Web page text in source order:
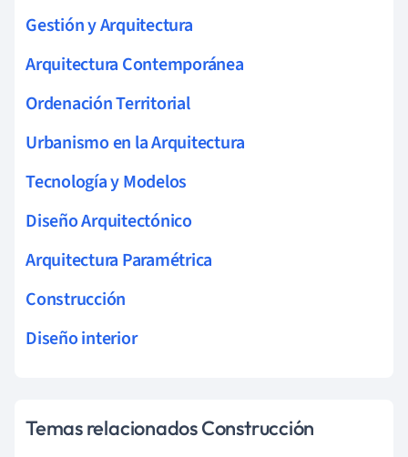
Gestión y Arquitectura
Arquitectura Contemporánea
Ordenación Territorial
Urbanismo en la Arquitectura
Tecnología y Modelos
Diseño Arquitectónico
Arquitectura Paramétrica
Construcción
Diseño interior
Temas relacionados Construcción